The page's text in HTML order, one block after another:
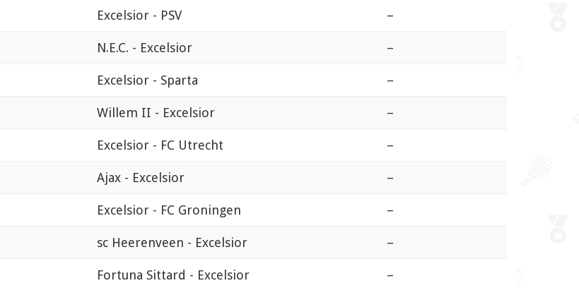
Excelsior - PSV –
N.E.C. - Excelsior –
Excelsior - Sparta –
Willem II - Excelsior –
Excelsior - FC Utrecht –
Ajax - Excelsior –
Excelsior - FC Groningen –
sc Heerenveen - Excelsior –
Fortuna Sittard - Excelsior –